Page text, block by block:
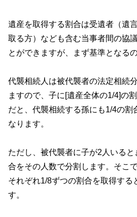
遺産を取得する割合は受遺者（遺
取る方）なども含む当事者間の協
とができますが、まず基準となる
代襲相続人は被代襲者の法定相続
ますので、子に [遺産全体の1/4]の
だと、代襲相続する孫にも1/4の割
なります。
ただし、被代襲者に子が2 人いると
合をその人数で分割します。そこ
それぞれ1/8ずつの割合を取得する
す。